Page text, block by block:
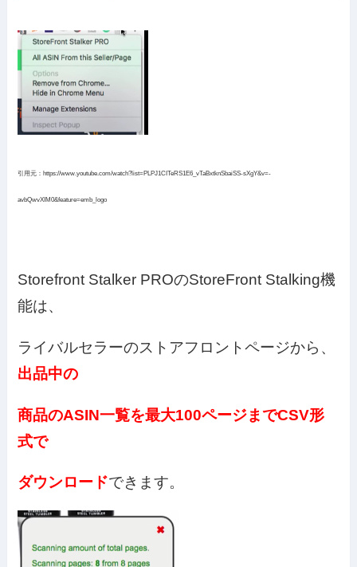
引用元：https://www.youtube.com/watch?list=PLPJ1CITeRS1E6_vTaBxtknSbaiSS-sXgY&v=-
avbQwvXIM0&feature=emb_logo
Storefront Stalker PROのStoreFront Stalking機
能は、
ライバルセラーのストアフロントページから、
出品中の
商品のASIN一覧を最大100ページまでCSV形
式で
ダウンロードできます。